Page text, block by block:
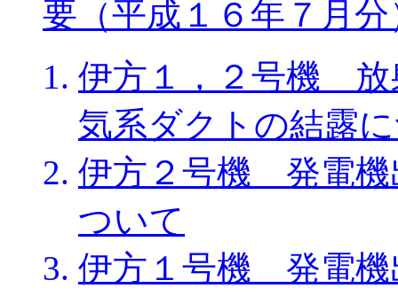
要（平成１６年７月分
伊方１，２号機 放
気系ダクトの結露
伊方２号機 発電機
ついて
伊方１号機 発電機